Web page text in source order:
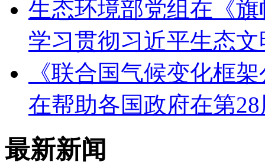
生态环境部党组在《
学习贯彻习近平生态
《联合国气候变化框
在帮助各国政府在第
最新新闻